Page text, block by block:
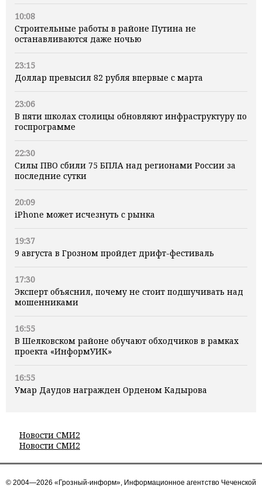
10:08
Строительные работы в районе Путина не
останавливаются даже ночью
23:15
Доллар превысил 82 рубля впервые с марта
23:06
В пяти школах столицы обновляют инфраструктуру по
госпрограмме
22:30
Силы ПВО сбили 75 БПЛА над регионами России за
последние сутки
20:09
iPhone может исчезнуть с рынка
19:37
9 августа в Грозном пройдет дрифт-фестиваль
17:30
Эксперт объяснил, почему не стоит подшучивать над
мошенниками
16:55
В Шелковском районе обучают обходчиков в рамках
проекта «ИнформУИК»
16:55
Умар Даудов награжден Орденом Кадырова
Новости СМИ2
Новости СМИ2
© 2004—2026 «Грозный-информ», Информационное агентство Чеченской